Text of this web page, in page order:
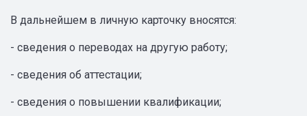
В дальнейшем в личную карточку вносятся:
- сведения о переводах на другую работу;
- сведения об аттестации;
- сведения о повышении квалификации;